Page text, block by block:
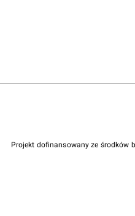
Projekt dofinansowany ze środków